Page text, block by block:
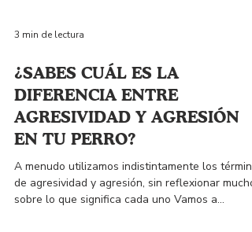
3 min de lectura
¿SABES CUÁL ES LA
DIFERENCIA ENTRE
AGRESIVIDAD Y AGRESIÓN
EN TU PERRO?
A menudo utilizamos indistintamente los